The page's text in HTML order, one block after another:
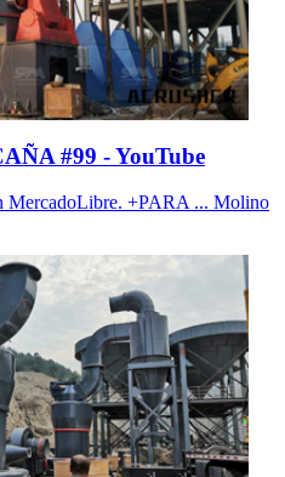
#99 - YouTube
MercadoLibre. +PARA ... Molino